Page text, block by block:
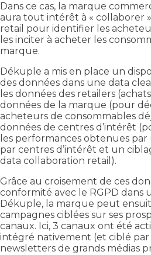
Dans ce cas, la marque
aura tout intérêt à « collaborer
retail pour identifier les
les inciter à acheter les
marque.
Dékuple a mis en place un
des données dans une data
les données des retailers
données de la marque (pour
acheteurs de consommables
données de centres d’intérêt
les performances obtenues
par centres d’intérêt et un
data collaboration retail).
Grâce au croisement de ces
conformité avec le RGPD dans
Dékuple, la marque peut
campagnes ciblées sur ses
canaux. Ici, 3 canaux ont été
intégré nativement (et ciblé par
newsletters de grands médias